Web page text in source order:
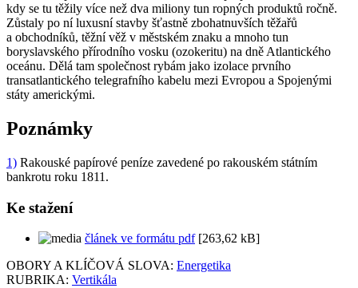
kdy se tu těžily více než dva miliony tun ropných produktů ročně.
Zůstaly po ní luxusní stavby šťastně zbohatnuvších těžařů
a obchodníků, těžní věž v městském znaku a mnoho tun
boryslavského přírodního vosku (ozokeritu) na dně Atlantického
oceánu. Dělá tam společnost rybám jako izolace prvního
transatlantického telegrafního kabelu mezi Evropou a Spojenými
státy americkými.
Poznámky
1) Rakouské papírové peníze zavedené po rakouském státním
bankrotu roku 1811.
Ke stažení
článek ve formátu pdf[263,62 kB]
OBORY A KLÍČOVÁ SLOVA: Energetika
RUBRIKA: Vertikála